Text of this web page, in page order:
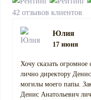
42 отзывов клиентов
Юлия
17 июня
Хочу сказать
лично директору
могилы моего папы.
Денис Анатольевич